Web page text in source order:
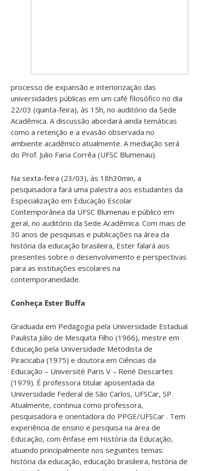
processo de expansão e interiorização das
universidades públicas em um café filosófico no dia
22/03 (quinta-feira), às 15h, no auditório da Sede
Acadêmica. A discussão abordará ainda temáticas
como a retenção e a evasão observada no
ambiente acadêmico atualmente. A mediação será
do Prof. Julio Faria Corrêa (UFSC Blumenau).
Na sexta-feira (23/03), às 18h30min, a
pesquisadora fará uma palestra aos estudantes da
Especialização em Educação Escolar
Contemporânea da UFSC Blumenau e público em
geral, no auditório da Sede Acadêmica. Com mais de
30 anos de pesquisas e publicações na área da
história da educação brasileira, Ester falará aos
presentes sobre o desenvolvimento e perspectivas
para as instituições escolares na
contemporaneidade.
Conheça Ester Buffa
Graduada em Pedagogia pela Universidade Estadual
Paulista Júlio de Mesquita Filho (1966), mestre em
Educação pela Universidade Metodista de
Piracicaba (1975) e doutora em Ciências da
Educação – Université Paris V – René Descartes
(1979). É professora titular aposentada da
Universidade Federal de São Carlos, UFSCar, SP.
Atualmente, continua como professora,
pesquisadora e orientadora do PPGE/UFSCar . Tem
experiência de ensino e pesquisa na área de
Educação, com ênfase em História da Educação,
atuando principalmente nos seguintes temas:
história da educação, educação brasileira, história de